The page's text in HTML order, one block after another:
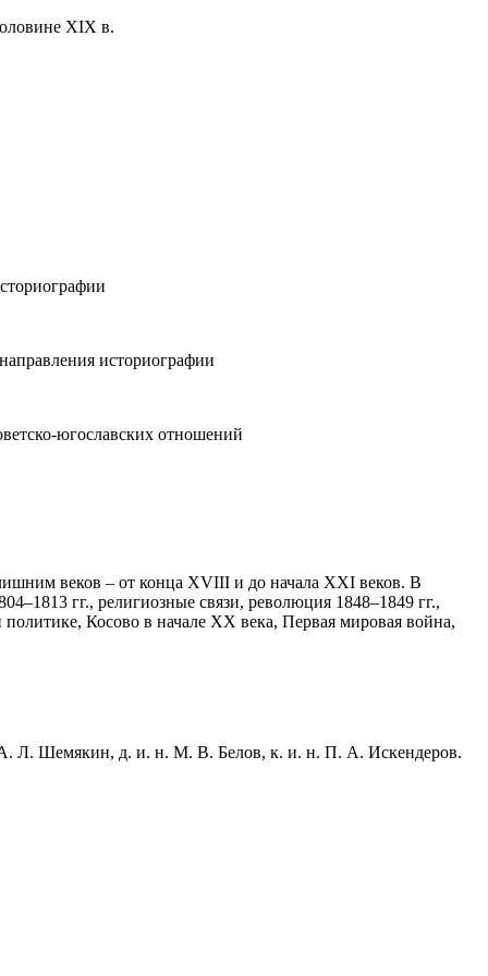
XIX в.
историографии
югославских отношений
веков – от конца XVIII и до начала XXI веков. В
гг., религиозные связи, революция 1848–1849 гг.,
Косово в начале XX века, Первая мировая война,
А. Л. Шемякин, д. и. н. М. В. Белов, к. и. н. П. А. Искендеров.